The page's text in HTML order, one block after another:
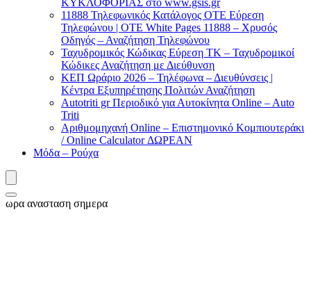
ΚΥΚΛΟΦΟΡΙΑΣ στο www.gsis.gr
11888 Τηλεφωνικός Κατάλογος ΟΤΕ Εύρεση
Τηλεφώνου | OTE White Pages 11888 – Χρυσός
Οδηγός – Αναζήτηση Τηλεφώνου
Ταχυδρομικός Κώδικας Εύρεση ΤΚ – Ταχυδρομικοί
Κώδικες Αναζήτηση με Διεύθυνση
ΚΕΠ Ωράριο 2026 – Τηλέφωνα – Διευθύνσεις |
Κέντρα Εξυπηρέτησης Πολιτών Αναζήτηση
Autotriti gr Περιοδικό για Αυτοκίνητα Online – Auto
Triti
Αριθμομηχανή Online – Επιστημονικό Κομπιουτεράκι
/ Online Calculator ΔΩΡΕΑΝ
Μόδα – Ρούχα
ωρα ανασταση σημερα